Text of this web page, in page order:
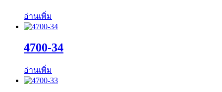
อ่านเพิ่ม
4700-34
อ่านเพิ่ม